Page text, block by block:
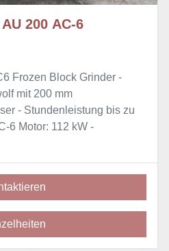
200 AC-6
Frozen Block Grinder -
mit 200 mm
- Stundenleistung bis zu
6 Motor: 112 kW -